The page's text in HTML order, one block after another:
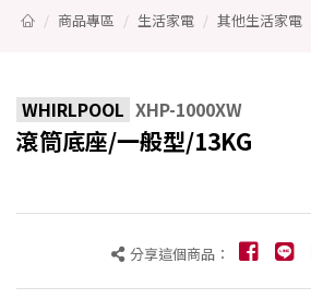
商品專區 生活家電 其他生活家電
WHIRLPOOL XHP-1000XW
滾筒底座/一般型/13KG
分享這個商品：